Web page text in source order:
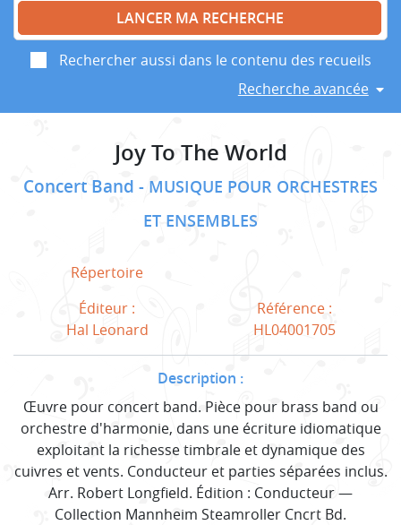
Rechercher aussi dans le contenu des recueils
Recherche avancée
Joy To The World
Concert Band
MUSIQUE POUR ORCHESTRES
ET ENSEMBLES
Répertoire
Éditeur :
Hal Leonard
Référence :
HL04001705
Description :
Œuvre pour concert band. Pièce pour brass band ou
orchestre d'harmonie, dans une écriture idiomatique
exploitant la richesse timbrale et dynamique des
cuivres et vents. Conducteur et parties séparées inclus.
Arr. Robert Longfield. Édition : Conducteur —
Collection Mannheim Steamroller Cncrt Bd.